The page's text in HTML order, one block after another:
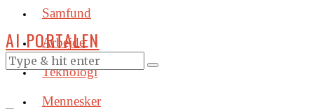
Samfund
Arbejde
Teknologi
Mennesker
AI PORTALEN